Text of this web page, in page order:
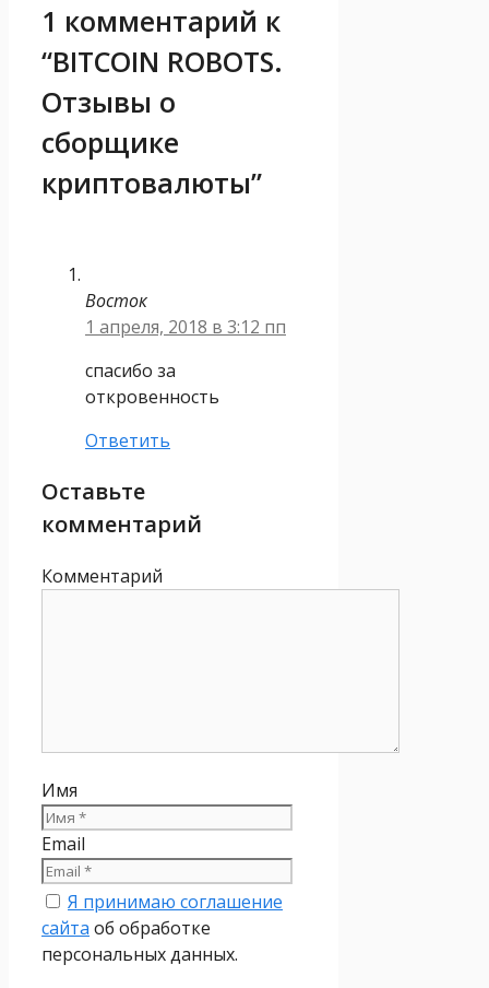
1 комментарий к
“BITCOIN ROBOTS.
Отзывы о
сборщике
криптовалюты”
Восток
1 апреля, 2018 в 3:12 пп
спасибо за
откровенность
Ответить
Оставьте
комментарий
Комментарий
Имя
Email
Я принимаю соглашение
сайта об обработке
персональных данных.